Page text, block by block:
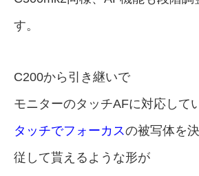
す。
C200から引き継いで
モニターのタッチAFに対応して
タッチでフォーカスの被写体を
従して貰えるような形が